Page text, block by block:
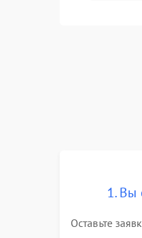
1. Вы
Оставьте